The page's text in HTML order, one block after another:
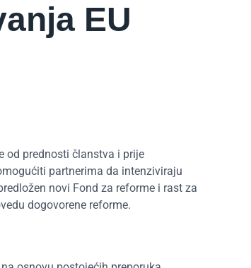
EU
od prednosti članstva i prije
partnerima da intenziviraju
novi Fond za reforme i rast za
dogovorene reforme.